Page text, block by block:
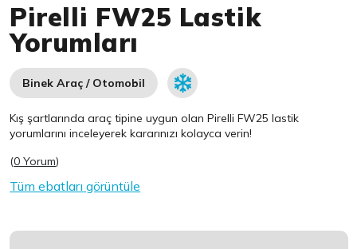
Pirelli FW25 Lastik
Yorumları
Binek Araç / Otomobil
Kış şartlarında araç tipine uygun olanPirelli FW25 lastik
yorumlarını inceleyerek kararınızı kolayca verin!
(0 Yorum)
Tüm ebatları görüntüle